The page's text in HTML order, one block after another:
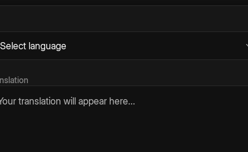
translation will appear here...